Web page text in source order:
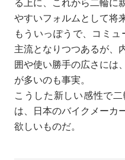
る上に、これから二輪に
やすいフォルムとして将
もういっぽうで、コミ
主流となりつつあるが、
囲や使い勝手の広さには
が多いのも事実。
こうした新しい感性で
は、日本のバイクメーカ
欲しいものだ。